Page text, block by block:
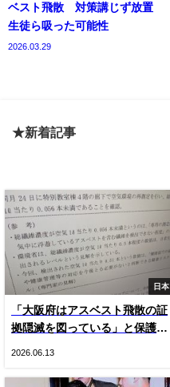
ベスト飛散 対策講じず放置
生徒ら吸った可能性
2026.03.29
★新着記事
日本
「大阪府はアスベスト飛散の証
拠隠滅を図っている」と保護者
張否定
2026.06.13